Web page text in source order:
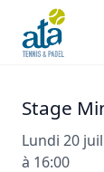
Stage
Lundi 20
à 16:00